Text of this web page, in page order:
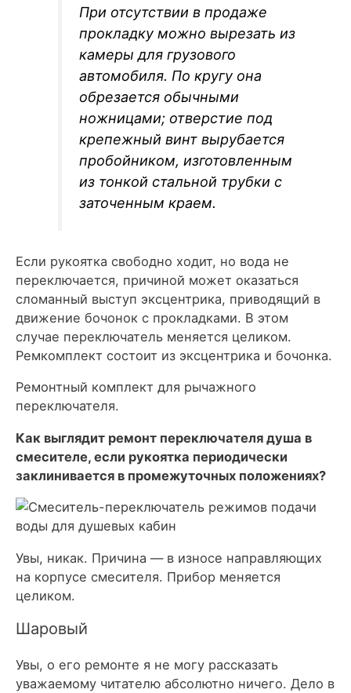
При отсутствии в продаже
прокладку можно вырезать из
камеры для грузового
автомобиля. По кругу она
обрезается обычными
ножницами; отверстие под
крепежный винт вырубается
пробойником, изготовленным
из тонкой стальной трубки с
заточенным краем.
Если рукоятка свободно ходит, но вода не
переключается, причиной может оказаться
сломанный выступ эксцентрика, приводящий в
движение бочонок с прокладками. В этом
случае переключатель меняется целиком.
Ремкомплект состоит из эксцентрика и бочонка.
Ремонтный комплект для рычажного
переключателя.
Как выглядит ремонт переключателя душа в
смесителе, если рукоятка периодически
заклинивается в промежуточных положениях?
Увы, никак. Причина — в износе направляющих
на корпусе смесителя. Прибор меняется
целиком.
Шаровый
Увы, о его ремонте я не могу рассказать
уважаемому читателю абсолютно ничего. Дело в